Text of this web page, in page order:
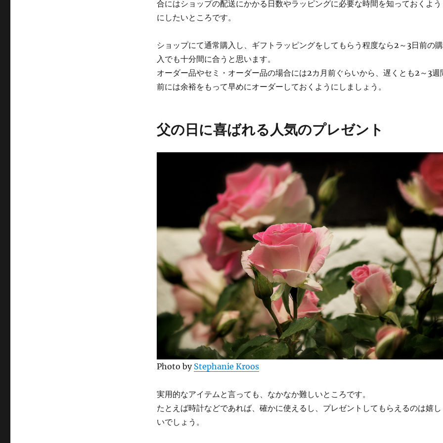
合にはショップの配送にかかる日数やラッピングに必要な時間を知っておく よう
にしたいところです。
ショップにて通常購入し、ギフトラッピングをしてもらう程度なら2～3日前の購
入でも十分間に合うと思います。
オーダー品やセミ・オーダー品の場合には2カ月前ぐらいから、遅くとも2～3週
前には余裕をもって早めにオーダーしておくようにしましょう。
父の日に喜ばれる人気のプレゼント
Photo by Stephanie Kroos
実用的なアイテムと言っても、なかなか難しいところです。
たとえば時計などであれば、確かに使えるし、プレゼントしてもらえるのは嬉し
いでしょう。